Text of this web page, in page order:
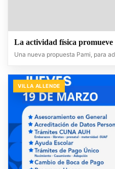
La actividad física promueve
Una nueva propuesta Pami, para
VILLA ALLENDE